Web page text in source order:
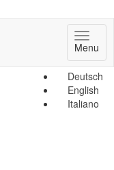
Deutsch
English
Italiano
Menu